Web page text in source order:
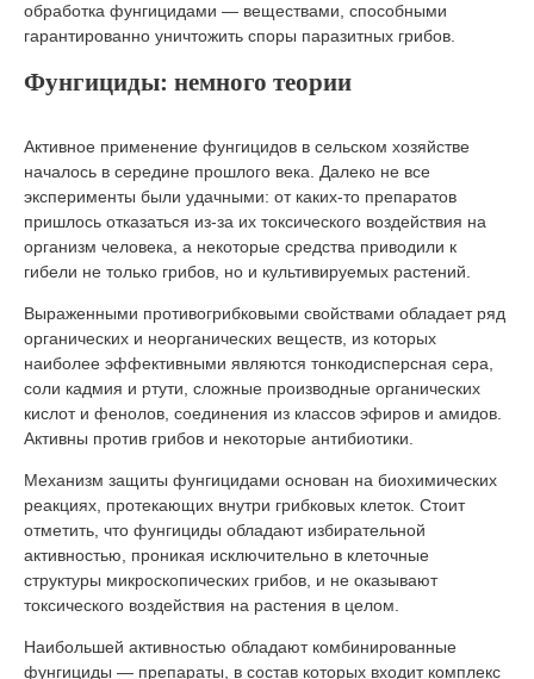
обработка фунгицидами — веществами, способными
гарантированно уничтожить споры паразитных грибов.
Фунгициды: немного теории
Активное применение фунгицидов в сельском хозяйстве
началось в середине прошлого века. Далеко не все
эксперименты были удачными: от каких-то препаратов
пришлось отказаться из-за их токсического воздействия на
организм человека, а некоторые средства приводили к
гибели не только грибов, но и культивируемых растений.
Выраженными противогрибковыми свойствами обладает ряд
органических и неорганических веществ, из которых
наиболее эффективными являются тонкодисперсная сера,
соли кадмия и ртути, сложные производные органических
кислот и фенолов, соединения из классов эфиров и амидов.
Активны против грибов и некоторые антибиотики.
Механизм защиты фунгицидами основан на биохимических
реакциях, протекающих внутри грибковых клеток. Стоит
отметить, что фунгициды обладают избирательной
активностью, проникая исключительно в клеточные
структуры микроскопических грибов, и не оказывают
токсического воздействия на растения в целом.
Наибольшей активностью обладают комбинированные
фунгициды — препараты, в состав которых входит комплекс